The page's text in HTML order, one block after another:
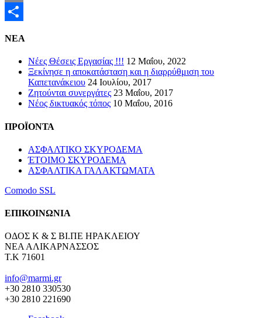
Email
NEA
Νέες Θέσεις Εργασίας !!! 12 Μαΐου, 2022
Ξεκίνησε η αποκατάσταση και η διαρρύθμιση του
Καπετανάκειου 24 Ιουλίου, 2017
Ζητούνται συνεργάτες 23 Μαΐου, 2017
Νέος δικτυακός τόπος 10 Μαΐου, 2016
ΠΡΟΪΟΝΤΑ
ΑΣΦΑΛΤΙΚΟ ΣΚΥΡΟΔΕΜΑ
ΈΤΟΙΜΟ ΣΚΥΡΟΔΕΜΑ
ΑΣΦΑΛΤΙΚΑ ΓΑΛΑΚΤΩΜΑΤΑ
Comodo SSL
ΕΠΙΚΟΙΝΩΝΙΑ
ΟΔΟΣ Κ & Σ ΒΙ.ΠΕ ΗΡΑΚΛΕΙΟΥ
ΝΕΑ ΑΛΙΚΑΡΝΑΣΣΟΣ
Τ.Κ 71601
info@marmi.gr
+30 2810 330530
+30 2810 221690